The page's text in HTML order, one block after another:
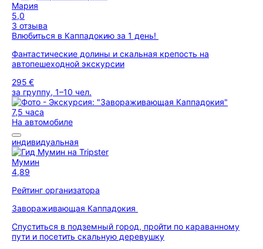
Мария
5,0
3 отзыва
Влюбиться в Каппадокию за 1 день!
Фантастические долины и скальная крепость на
автопешеходной экскурсии
295 €
за группу, 1–10 чел.
7,5 часа
На автомобиле
индивидуальная
Мумин
4,89
Рейтинг организатора
Завораживающая Каппадокия
Спуститься в подземный город, пройти по караванному
пути и посетить скальную деревушку